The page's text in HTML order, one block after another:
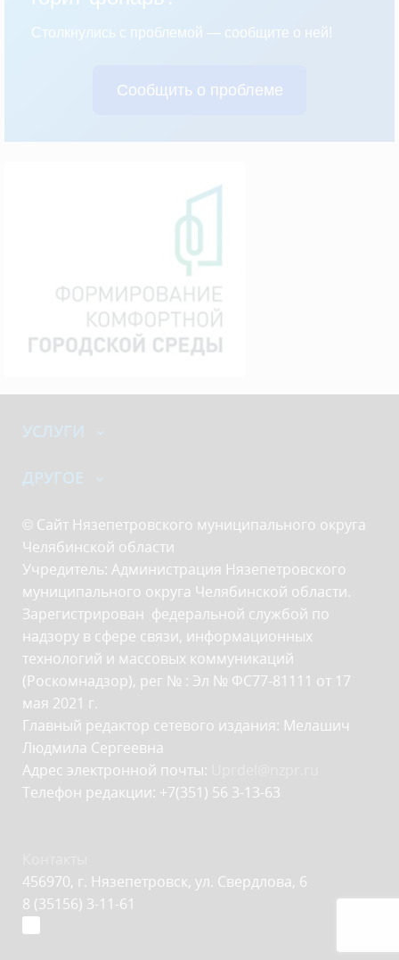
Столкнулись с проблемой — сообщите о ней!
Сообщить о проблеме
УСЛУГИ
ДРУГОЕ
© Сайт Нязепетровского муниципального округа
Челябинской области
Учредитель: Администрация Нязепетровского
муниципального округа Челябинской области.
Зарегистрирован федеральной службой по
надзору в сфере связи, информационных
технологий и массовых коммуникаций
(Роскомнадзор), рег № : Эл № ФС77-81111 от 17
мая 2021 г.
Главный редактор сетевого издания: Мелашич
Людмила Сергеевна
Адрес электронной почты:
Телефон редакции: +7(351) 56 3-13-63
456970, г. Нязепетровск, ул. Свердлова, 6
8 (35156) 3-11-61